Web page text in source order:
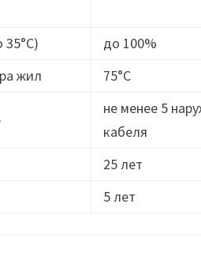
35°С)
до 100%
жил
75°С
не менее 5
кабеля
25 лет
5 лет